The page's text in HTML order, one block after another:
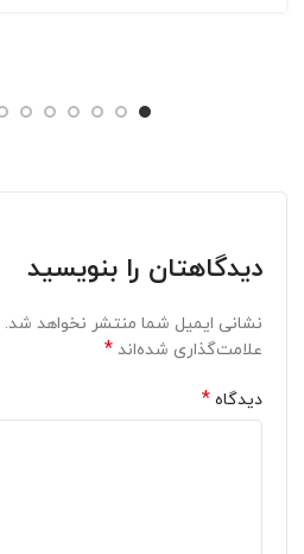
دیدگاهتان را بنویسید
نشانی ایمیل شما منتشر نخواهد شد.
علامت‌گذاری شده‌اند *
دیدگاه *